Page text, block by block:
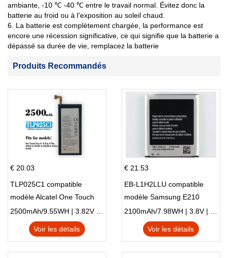
ambiante, -10 ℃ -40 ℃ entre le travail normal. Évitez donc la
batterie au froid ou à l'exposition au soleil chaud.
6. La batterie est complètement chargée, la performance est
encore une récession significative, ce qui signifie que la batterie a
dépassé sa durée de vie, remplacez la batterie
Produits Recommandés
€ 20.03
TLP025C1 compatible
modèle Alcatel One Touch
Pop 4 Plus OT-5056D
2500mAh/9.55WH | 3.82V | Li-ion ...
Voir les détails
€ 21.53
EB-L1H2LLU compatible
modèle Samsung E210
E210K i939
2100mAh/7.98WH | 3.8V | Li-ion ...
Voir les détails